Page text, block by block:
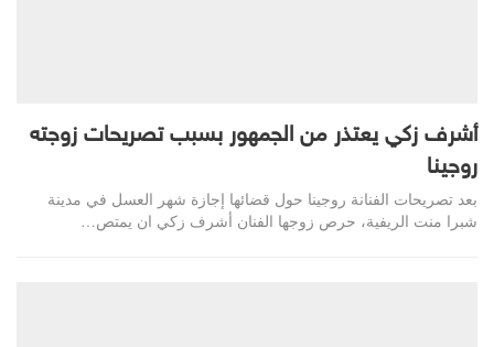
أشرف زكي يعتذر من الجمهور بسبب تصريحات زوجته
روجينا
بعد تصريحات الفنانة روجينا حول قضائها إجازة شهر العسل في مدينة
شبرا منت الريفية، حرص زوجها الفنان أشرف زكي ان يمتص…